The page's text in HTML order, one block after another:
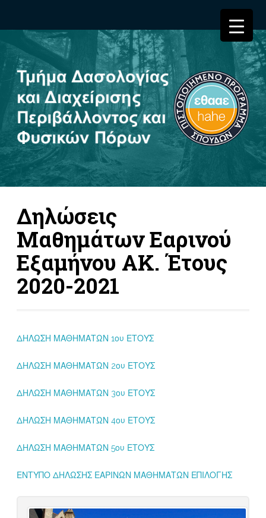
Δηλώσεις
Μαθημάτων Εαρινού
Εξαμήνου ΑΚ. Έτους
2020-2021
ΔΗΛΩΣΗ ΜΑΘΗΜΑΤΩΝ 1ου ΕΤΟΥΣ
ΔΗΛΩΣΗ ΜΑΘΗΜΑΤΩΝ 2ου ΕΤΟΥΣ
ΔΗΛΩΣΗ ΜΑΘΗΜΑΤΩΝ 3ου ΕΤΟΥΣ
ΔΗΛΩΣΗ ΜΑΘΗΜΑΤΩΝ 4ου ΕΤΟΥΣ
ΔΗΛΩΣΗ ΜΑΘΗΜΑΤΩΝ 5ου ΕΤΟΥΣ
ΕΝΤΥΠΟ ΔΗΛΩΣΗΣ ΕΑΡΙΝΩΝ ΜΑΘΗΜΑΤΩΝ ΕΠΙΛΟΓΗΣ